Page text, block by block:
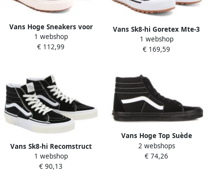
Vans Hoge Sneakers voor
Buitensport Avonturen
Gray
1 webshop
€ 112,99
Vans Sk8-hi Goretex Mte-3
Sneakers Zwart 1 2 Man
1 webshop
€ 169,59
Vans Sk8-hi Recomstruct
Skate Schoenen black true
white maat: 43 beschikbare
1 webshop
€ 90,13
Vans Hoge Top Suède
Canvas Sneaker Zwart
2 webshops
€ 74,26